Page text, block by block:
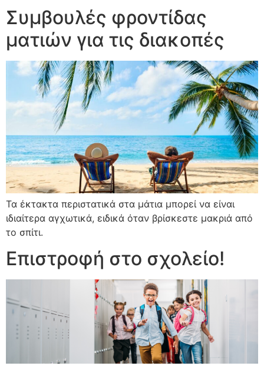
Συμβουλές φροντίδας
ματιών για τις διακοπές
Τα έκτακτα περιστατικά στα μάτια μπορεί να είναι
ιδιαίτερα αγχωτικά, ειδικά όταν βρίσκεστε μακριά από
το σπίτι.
Επιστροφή στο σχολείο!